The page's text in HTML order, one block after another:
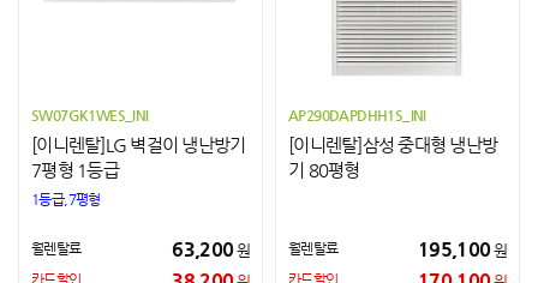
SW07GK1WES_INI
[이니렌탈]LG 벽걸이 냉난방기
7평형 1등급
1등급,7평형
월렌탈료 63,200원
카드할인
AP290DAPDHH1S_INI
[이니렌탈]삼성 중대형 냉난방
기 80평형
월렌탈료 195,100원
카드할인